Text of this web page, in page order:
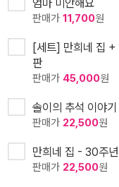
엄마 미안해요
판매가 11,700원
[세트] 만희네 집
판
판매가 45,000원
솔이의 추석 이야
판매가 22,500원
만희네 집 - 30주
판매가 22,500원